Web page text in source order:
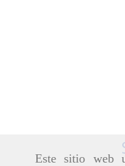
Este sitio web